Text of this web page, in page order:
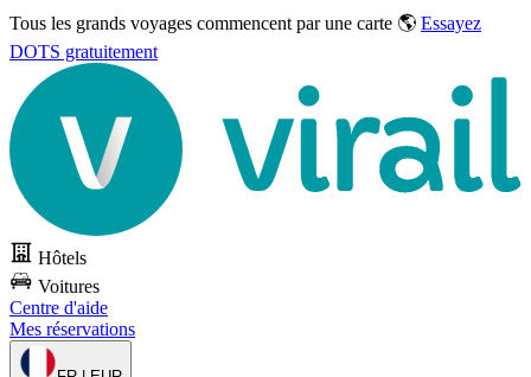
Tous les grands voyages commencent par une carte 🌎 Essayez
DOTS gratuitement
Hôtels
Voitures
Centre d'aide
Mes réservations